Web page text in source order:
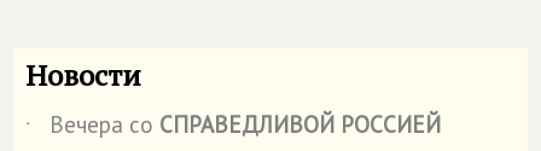
Новости
˙ Вечера со СПРАВЕДЛИВОЙ РОССИЕЙ